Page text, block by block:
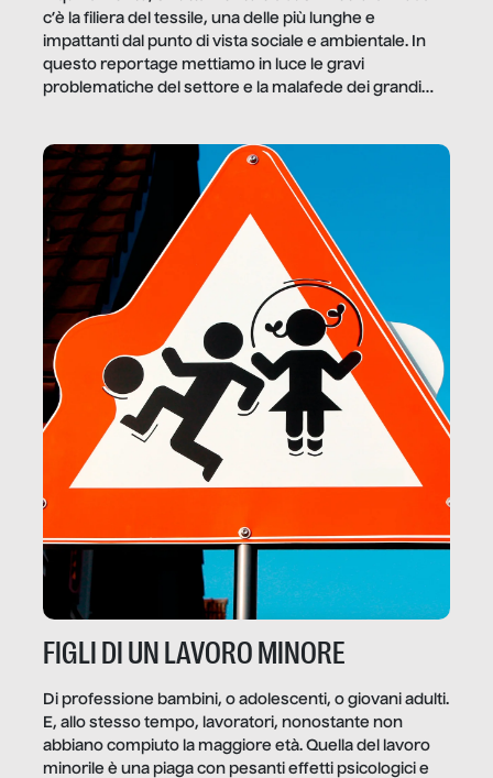
c’è la filiera del tessile, una delle più lunghe e
impattanti dal punto di vista sociale e ambientale. In
questo reportage mettiamo in luce le gravi
problematiche del settore e la malafede dei grandi
FIGLI DI UN LAVORO MINORE
Di professione bambini, o adolescenti, o giovani adulti.
E, allo stesso tempo, lavoratori, nonostante non
abbiano compiuto la maggiore età. Quella del lavoro
minorile è una piaga con pesanti effetti psicologici e